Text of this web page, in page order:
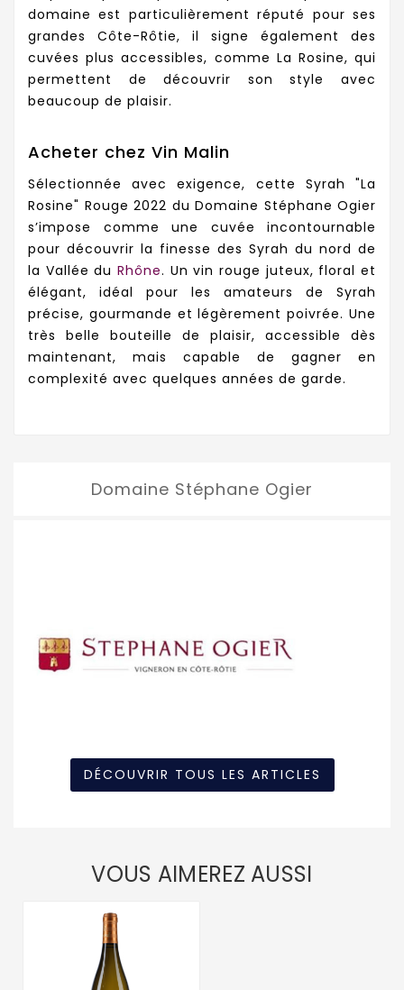
domaine est particulièrement réputé pour ses
grandes Côte-Rôtie, il signe également des
cuvées plus accessibles, comme La Rosine, qui
permettent de découvrir son style avec
beaucoup de plaisir.
Acheter chez Vin Malin
Sélectionnée avec exigence, cette Syrah "La
Rosine" Rouge 2022 du Domaine Stéphane Ogier
s’impose comme une cuvée incontournable
pour découvrir la finesse des Syrah du nord de
la Vallée du Rhône. Un vin rouge juteux, floral et
élégant, idéal pour les amateurs de Syrah
précise, gourmande et légèrement poivrée. Une
très belle bouteille de plaisir, accessible dès
maintenant, mais capable de gagner en
complexité avec quelques années de garde.
Domaine Stéphane Ogier
DÉCOUVRIR TOUS LES ARTICLES
VOUS AIMEREZ AUSSI